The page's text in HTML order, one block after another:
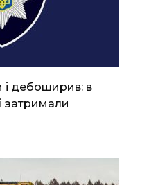
дебоширив: в
затримали